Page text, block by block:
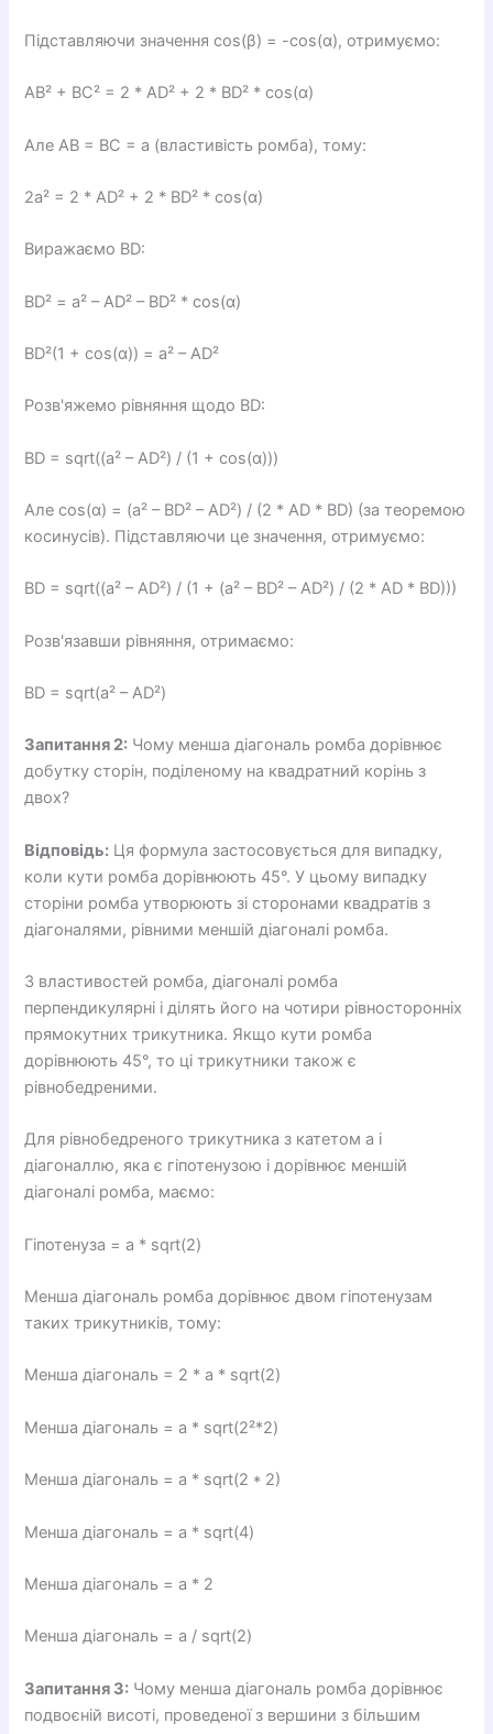
Підставляючи значення cos(β) = -cos(α), отримуємо:
AB² + BC² = 2 * AD² + 2 * BD² * cos(α)
Але AB = BC = a (властивість ромба), тому:
2a² = 2 * AD² + 2 * BD² * cos(α)
Виражаємо BD:
BD² = a² – AD² – BD² * cos(α)
BD²(1 + cos(α)) = a² – AD²
Розв'яжемо рівняння щодо BD:
BD = sqrt((a² – AD²) / (1 + cos(α)))
Але cos(α) = (a² – BD² – AD²) / (2 * AD * BD) (за теоремою
косинусів). Підставляючи це значення, отримуємо:
BD = sqrt((a² – AD²) / (1 + (a² – BD² – AD²) / (2 * AD * BD)))
Розв'язавши рівняння, отримаємо:
BD = sqrt(a² – AD²)
Запитання 2: Чому менша діагональ ромба дорівнює
добутку сторін, поділеному на квадратний корінь з
двох?
Відповідь: Ця формула застосовується для випадку,
коли кути ромба дорівнюють 45°. У цьому випадку
сторіни ромба утворюють зі сторонами квадратів з
діагоналями, рівними меншій діагоналі ромба.
З властивостей ромба, діагоналі ромба
перпендикулярні і ділять його на чотири рівносторонніх
прямокутних трикутника. Якщо кути ромба
дорівнюють 45°, то ці трикутники також є
рівнобедреними.
Для рівнобедреного трикутника з катетом a і
діагоналлю, яка є гіпотенузою і дорівнює меншій
діагоналі ромба, маємо:
Гіпотенуза = a * sqrt(2)
Менша діагональ ромба дорівнює двом гіпотенузам
таких трикутників, тому:
Менша діагональ = 2 * a * sqrt(2)
Менша діагональ = a * sqrt(2²*2)
Менша діагональ = a * sqrt(2 * 2)
Менша діагональ = a * sqrt(4)
Менша діагональ = a * 2
Менша діагональ = a / sqrt(2)
Запитання 3: Чому менша діагональ ромба дорівнює
подвоєній висоті, проведеної з вершини з більшим